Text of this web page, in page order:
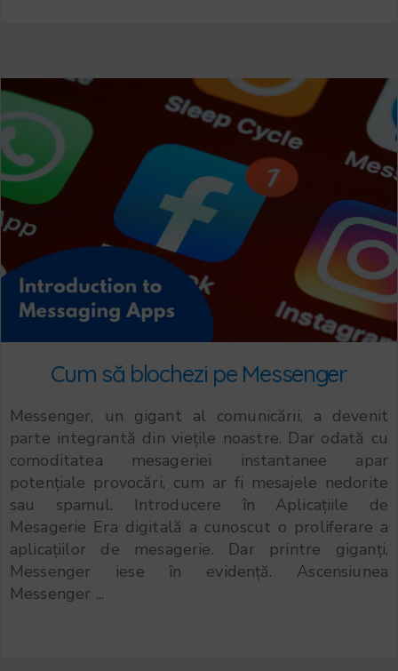
Cum să blochezi pe Messenger
Messenger, un gigant al comunicării, a devenit
parte integrantă din viețile noastre. Dar odată cu
comoditatea mesageriei instantanee apar
potențiale provocări, cum ar fi mesajele nedorite
sau spamul. Introducere în Aplicațiile de
Mesagerie Era digitală a cunoscut o proliferare a
aplicațiilor de mesagerie. Dar printre giganți,
Messenger iese în evidență. Ascensiunea
Messenger ...